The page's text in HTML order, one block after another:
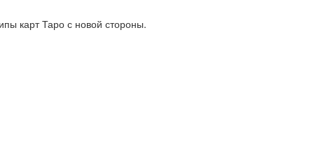
карт Таро с новой стороны.